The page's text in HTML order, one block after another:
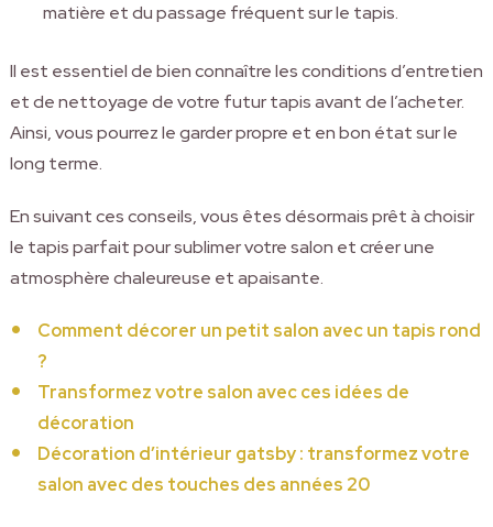
matière et du passage fréquent sur le tapis.
Il est essentiel de bien connaître les conditions d’entretien
et de nettoyage de votre futur tapis avant de l’acheter.
Ainsi, vous pourrez le garder propre et en bon état sur le
long terme.
En suivant ces conseils, vous êtes désormais prêt à choisir
le tapis parfait pour sublimer votre salon et créer une
atmosphère chaleureuse et apaisante.
Comment décorer un petit salon avec un tapis rond
?
Transformez votre salon avec ces idées de
décoration
Décoration d’intérieur gatsby : transformez votre
salon avec des touches des années 20